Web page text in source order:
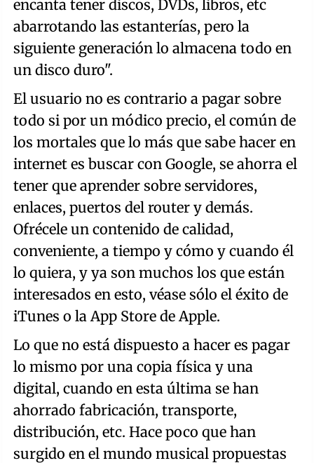
encanta tener discos, DVDs, libros, etc
abarrotando las estanterías, pero la
siguiente generación lo almacena todo en
un disco duro".
El usuario no es contrario a pagar sobre
todo si por un módico precio, el común de
los mortales que lo más que sabe hacer en
internet es buscar con Google, se ahorra el
tener que aprender sobre servidores,
enlaces, puertos del router y demás.
Ofrécele un contenido de calidad,
conveniente, a tiempo y cómo y cuando él
lo quiera, y ya son muchos los que están
interesados en esto, véase sólo el éxito de
iTunes o la App Store de Apple.
Lo que no está dispuesto a hacer es pagar
lo mismo por una copia física y una
digital, cuando en esta última se han
ahorrado fabricación, transporte,
distribución, etc. Hace poco que han
surgido en el mundo musical propuestas